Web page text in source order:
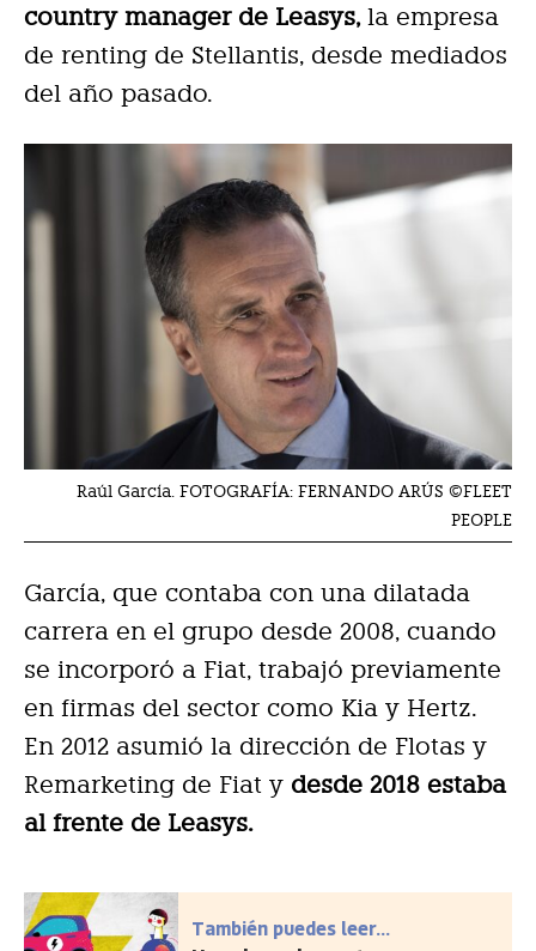
country manager de Leasys,la empresa
de renting de Stellantis, desde mediados
del año pasado.
Raúl García. FOTOGRAFÍA: FERNANDO ARÚS ©FLEET
PEOPLE
García, que contaba con una dilatada
carrera en el grupo desde 2008, cuando
se incorporó a Fiat, trabajó previamente
en firmas del sector como Kia y Hertz.
En 2012 asumió la dirección de Flotas y
Remarketing de Fiat y desde 2018 estaba
al frente de Leasys.
También puedes leer...